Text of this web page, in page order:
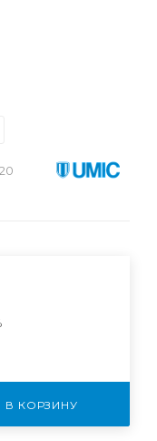
В КОРЗИНУ